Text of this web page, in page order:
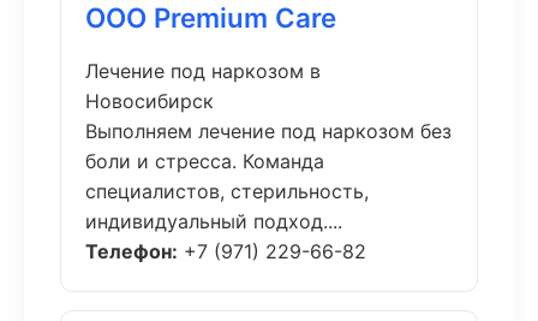
ООО Premium Care
Лечение под наркозом в
Новосибирск
Выполняем лечение под наркозом без
боли и стресса. Команда
специалистов, стерильность,
индивидуальный подход....
Телефон: +7 (971) 229-66-82